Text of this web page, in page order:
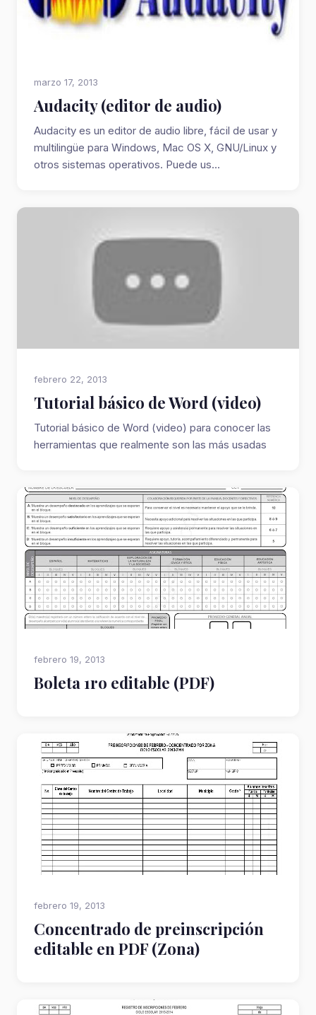
marzo 17, 2013
Audacity (editor de audio)
Audacity es un editor de audio libre, fácil de usar y
multilingüe para Windows, Mac OS X, GNU/Linux y
otros sistemas operativos. Puede us...
febrero 22, 2013
Tutorial básico de Word (video)
Tutorial básico de Word (video) para conocer las
herramientas que realmente son las más usadas
febrero 19, 2013
Boleta 1ro editable (PDF)
febrero 19, 2013
Concentrado de preinscripción
editable en PDF (Zona)